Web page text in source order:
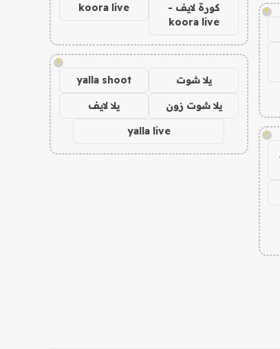
!
!
كورة لايف -
koora live
koora live
!
يلا شوت yalla shoot
يلا شوت زون يلا لايف
yalla live